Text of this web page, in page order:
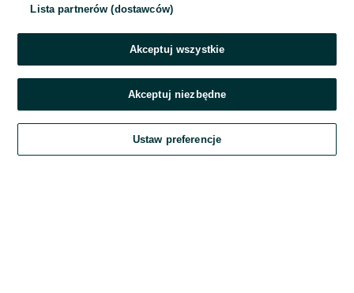
Zaloguj się
Kontynuując za pośrednictwem jednego z dostawców wskazanych powyżej,
OLX.pl w jego aktualnym brzmieniu.
Lista partnerów (dostawców)
Akceptuj wszystkie
Akceptuj niezbędne
Ustaw preferencje